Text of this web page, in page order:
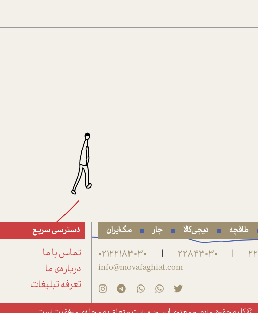
طاقچه دیجی‌کالا جار مگ‌ایران
|
22843030
|
02122183030
info@movafaghiat.com
دسترسی سریع
تماس با ما
درباره‌ی ما
تعرفه تبلیغات